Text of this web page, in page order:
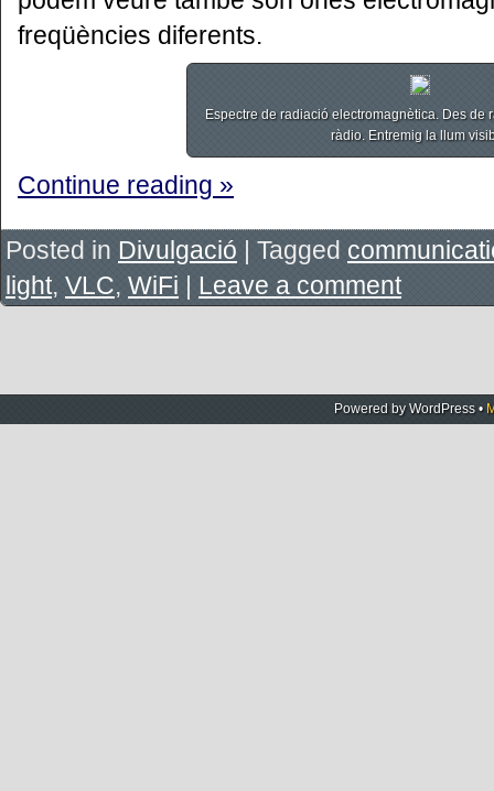
freqüències diferents.
Espectre de radiació electromagnètica. Des de
ràdio. Entremig la llum
Continue reading »
Posted in Divulgació | Tagged
light, VLC, WiFi | Leave a comment
Powered byWordPress •